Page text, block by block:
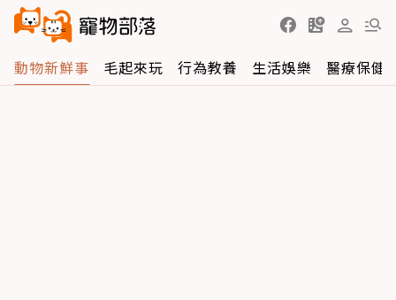
動物新鮮事 毛起來玩 行為教養 生活娛樂 醫療保健